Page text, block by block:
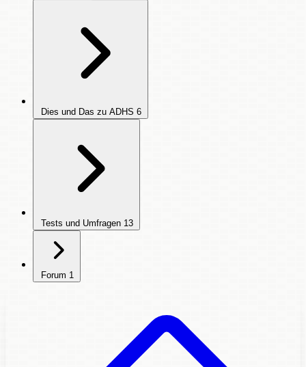
Dies und Das zu ADHS 6
Tests und Umfragen 13
Forum 1